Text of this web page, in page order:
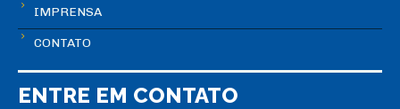
IMPRENSA
CONTATO
ENTRE EM CONTATO